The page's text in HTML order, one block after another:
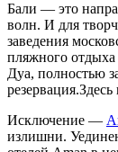
Бали — это
волн. И для
заведения
пляжного
Дуа, полностью
Исключение —
излишни.